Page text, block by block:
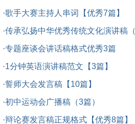
·歌手大赛主持人串词【优秀7篇】
·传承弘扬中华优秀传统文化演讲稿（
·专题座谈会讲话稿格式优秀3篇
·1分钟英语演讲稿范文【3篇】
·誓师大会发言稿【10篇】
·初中运动会广播稿（3篇）
·辩论赛发言稿正规格式【优秀8篇】